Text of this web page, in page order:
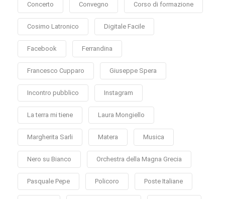
Concerto Convegno Corso di formazione
Cosimo Latronico Digitale Facile
Facebook Ferrandina
Francesco Cupparo Giuseppe Spera
Incontro pubblico Instagram
La terra mi tiene Laura Mongiello
Margherita Sarli Matera Musica
Nero su Bianco Orchestra della Magna Grecia
Pasquale Pepe Policoro Poste Italiane